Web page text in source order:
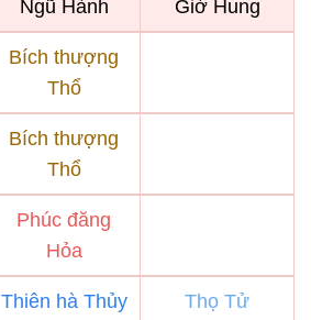
Ngũ Hành Giờ Hung
Bích thượng
Thổ
Bích thượng
Thổ
Phúc đăng
Hỏa
Thiên hà Thủy Thọ Tử